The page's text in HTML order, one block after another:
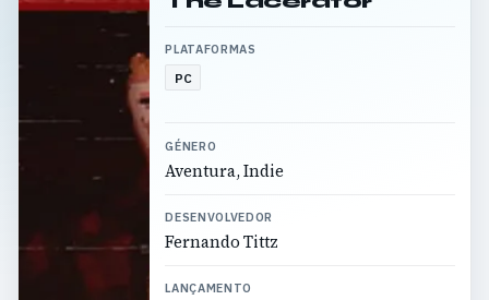
PLATAFORMAS
PC
GÉNERO
Aventura, Indie
DESENVOLVEDOR
Fernando Tittz
LANÇAMENTO